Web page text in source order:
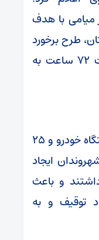
میامی با هدف
طرح برخورد
با وسایل نقلیه متخلف را مدت ۷۲ ساعت به
وی افزود: در این رابطه ۲۷ دستگاه خودرو و ۲۵
ایجاد
و باعث
توقیف و به